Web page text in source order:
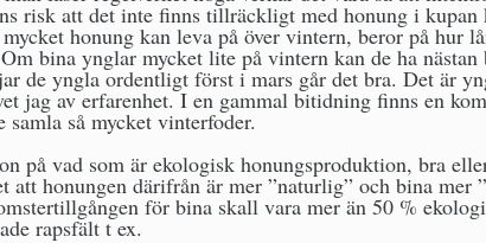
risk att det inte finns tillräckligt med honung i kupan
honung kan leva på över vintern, beror på hur
bina ynglar mycket lite på vintern kan de ha
de yngla ordentligt först i mars går det bra. Det är
jag av erfarenhet. I en gammal bitidning finns en
så mycket vinterfoder.
på vad som är ekologisk honungsproduktion, bra
honungen därifrån är mer ”naturlig” och bina mer
för bina skall vara mer än 50 %
rapsfält t ex.